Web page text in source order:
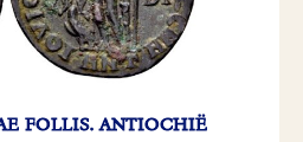
FOLLIS. ANTIOCHIË